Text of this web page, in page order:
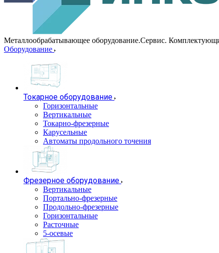
Металлообрабатывающее оборудование.Сервис.
Оборудование
Токарное оборудование
Горизонтальные
Вертикальные
Токарно-фрезерные
Карусельные
Автоматы продольного точения
Фрезерное оборудование
Вертикальные
Портально-фрезерные
Продольно-фрезерные
Горизонтальные
Расточные
5-осевые